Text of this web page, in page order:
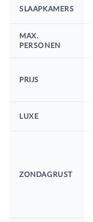
SLAAPKAMERS
MAX.
PERSONEN
PRIJS
LUXE
ZONDAGRUST